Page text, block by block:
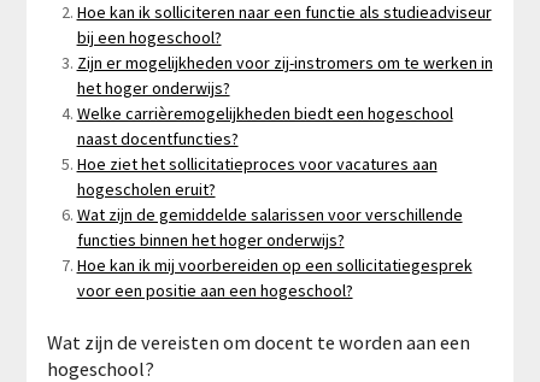
Hoe kan ik solliciteren naar een functie als studieadviseur
bij een hogeschool?
Zijn er mogelijkheden voor zij-instromers om te werken in
het hoger onderwijs?
Welke carrièremogelijkheden biedt een hogeschool
naast docentfuncties?
Hoe ziet het sollicitatieproces voor vacatures aan
hogescholen eruit?
Wat zijn de gemiddelde salarissen voor verschillende
functies binnen het hoger onderwijs?
Hoe kan ik mij voorbereiden op een sollicitatiegesprek
voor een positie aan een hogeschool?
Wat zijn de vereisten om docent te worden aan een
hogeschool?